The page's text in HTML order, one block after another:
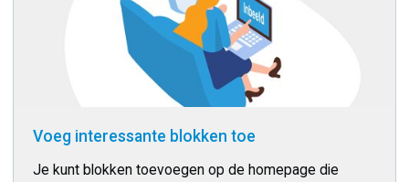
Voeg interessante blokken toe
Je kunt blokken toevoegen op de homepage die